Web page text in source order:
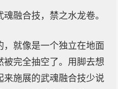
融合技，禁之水龙卷。
，就像是一个独立在地面
被完全抽空了。用脚去想
来施展的武魂融合技少说